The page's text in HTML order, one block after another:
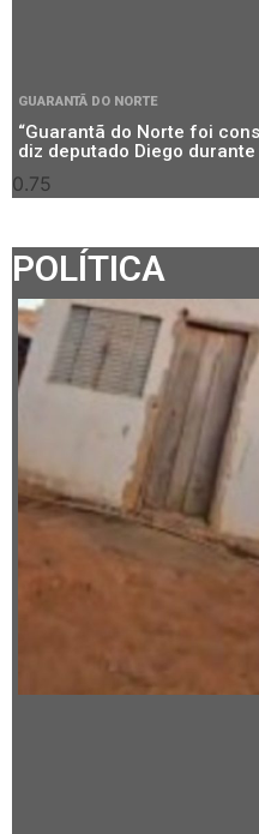
GUARANTÃ DO NORTE
“Guarantã do Norte foi
diz deputado Diego
POLÍTICA